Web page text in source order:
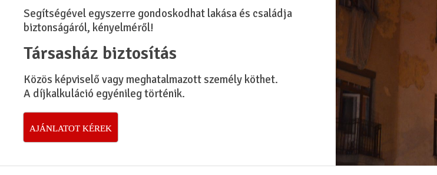
Segítségével egyszerre gondoskodhat lakása és családja
biztonságáról, kényelméről!
Társasház biztosítás
Közös képviselő vagy meghatalmazott személy köthet.
A díjkalkuláció egyénileg történik.
AJÁNLATOT KÉREK